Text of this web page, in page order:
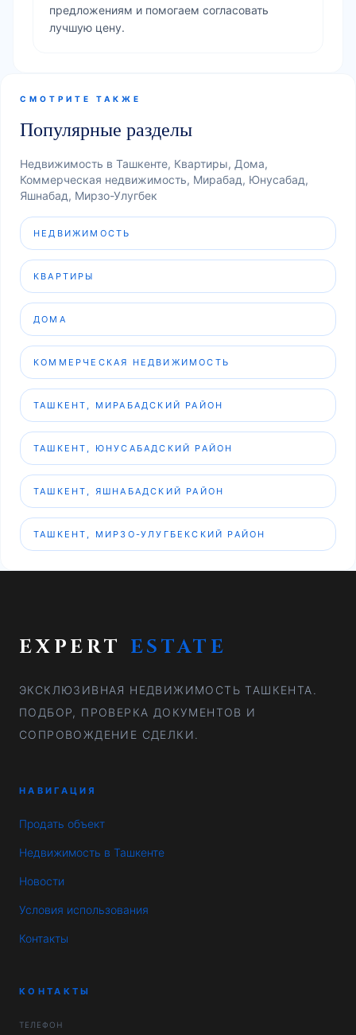
предложениям и помогаем согласовать
лучшую цену.
СМОТРИТЕ ТАКЖЕ
Популярные разделы
Недвижимость в Ташкенте, Квартиры, Дома,
Коммерческая недвижимость, Мирабад, Юнусабад,
Яшнабад, Мирзо-Улугбек
НЕДВИЖИМОСТЬ
КВАРТИРЫ
ДОМА
КОММЕРЧЕСКАЯ НЕДВИЖИМОСТЬ
ТАШКЕНТ, МИРАБАДСКИЙ РАЙОН
ТАШКЕНТ, ЮНУСАБАДСКИЙ РАЙОН
ТАШКЕНТ, ЯШНАБАДСКИЙ РАЙОН
ТАШКЕНТ, МИРЗО-УЛУГБЕКСКИЙ РАЙОН
EXPERT ESTATE
ЭКСКЛЮЗИВНАЯ НЕДВИЖИМОСТЬ ТАШКЕНТА.
ПОДБОР, ПРОВЕРКА ДОКУМЕНТОВ И
СОПРОВОЖДЕНИЕ СДЕЛКИ.
НАВИГАЦИЯ
Продать объект
Недвижимость в Ташкенте
Новости
Условия использования
Контакты
КОНТАКТЫ
ТЕЛЕФОН